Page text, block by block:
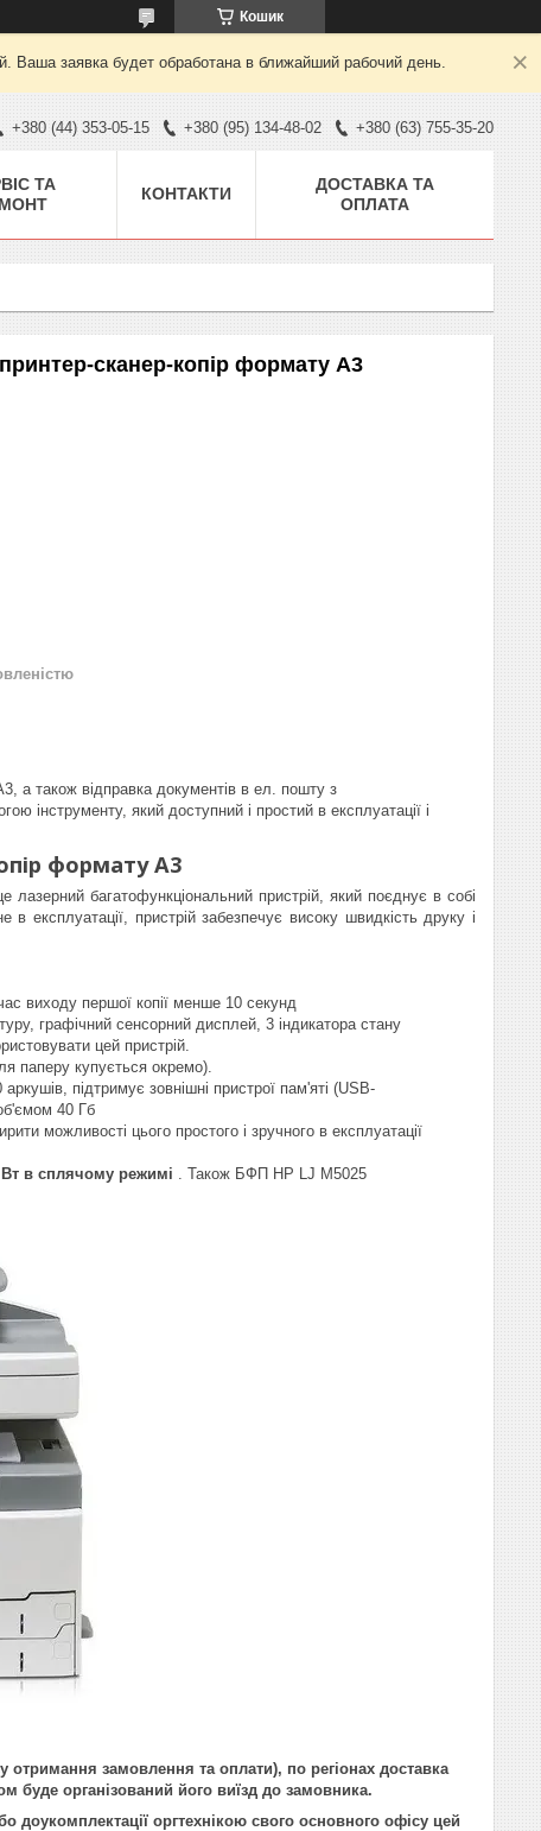
Кошик
Ваша заявка будет обработана в ближайший рабочий день.
+380 (44) 353-05-15 +380 (95) 134-48-02 +380 (63) 755-35-20
ТА
КОНТАКТИ
ДОСТАВКА ТА
ОПЛАТА
сканер-копір формату А3
а також відправка документів в ел. пошту з
інструменту, який доступний і простий в експлуатації і
формату А3
лазерний багатофункціональний пристрій, який поєднує в собі
експлуатації, пристрій забезпечує високу швидкість друку і
виходу першої копії менше 10 секунд
графічний сенсорний дисплей, 3 індикатора стану
цей пристрій.
паперу купується окремо).
підтримує зовнішні пристрої пам'яті (USB-
40 Гб
можливості цього простого і зручного в експлуатації
в сплячому режимі
. Також БФП HP LJ M5025
отримання замовлення та оплати), по регіонах доставка
буде організований його виїзд до замовника.
доукомплектації оргтехнікою свого основного офісу цей